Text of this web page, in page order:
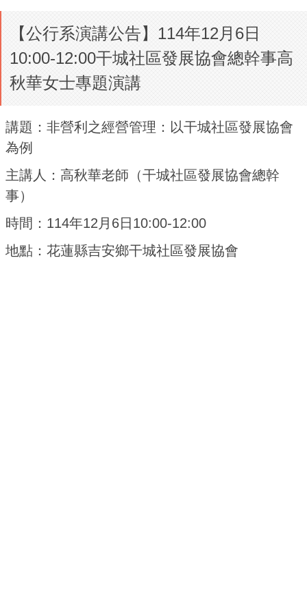
【公行系演講公告】114年12月6日
10:00-12:00干城社區發展協會總幹事高
秋華女士專題演講
講題： 非營利之經營管理：以干城社區發展協會
為例
主講人： 高秋華老師 （干城社區發展協會總幹
事）
時間： 114年12 月 6日 10:00-12:00
地點： 花蓮縣吉安鄉干城社區發展協會